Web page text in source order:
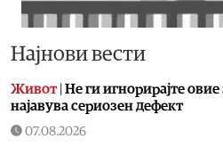
Најнови вести
Живот| Не ги игнорирајте
најавува сериозен дефект
07.08.2026